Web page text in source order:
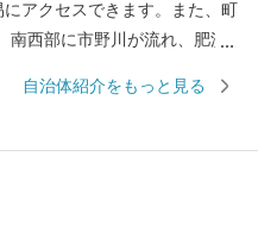
アクセスできます。また、町
西部に市野川が流れ、肥沃
八丁湖周辺に散在する黒岩横
自治体紹介をもっと見る